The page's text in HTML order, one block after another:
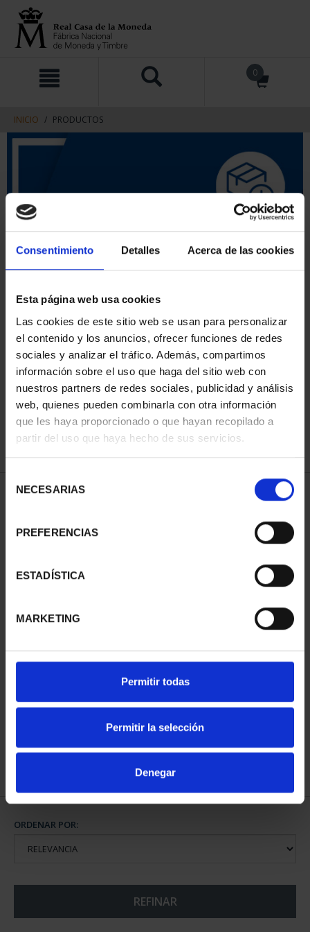
Consentimiento Detalles Acerca de las cookies
Esta página web usa cookies
Las cookies de este sitio web se usan para personalizar
el contenido y los anuncios, ofrecer funciones de redes
sociales y analizar el tráfico. Además, compartimos
información sobre el uso que haga del sitio web con
nuestros partners de redes sociales, publicidad y análisis
web, quienes pueden combinarla con otra información
que les haya proporcionado o que hayan recopilado a
partir del uso que haya hecho de sus servicios.
NECESARIAS
PREFERENCIAS
ESTADÍSTICA
MARKETING
Permitir todas
Permitir la selección
Denegar
contenido
navegacin
0
INICIO PRODUCTOS
ORDENAR POR:
REFINAR
1 Productos encontrados
BATALLA DE LEPANTO
140,00 €
ORDENAR POR:
REFINAR